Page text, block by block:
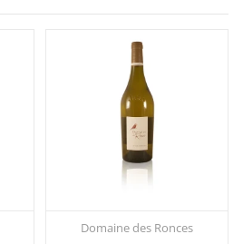
Domaine des Ronces